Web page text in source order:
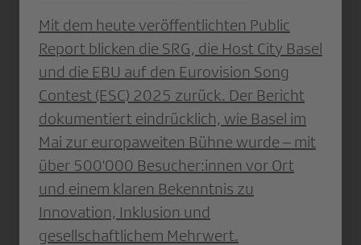
Mit dem heute veröffentlichten Public
Report blicken die SRG, die Host City Basel
und die EBU auf den Eurovision Song
Contest (ESC) 2025 zurück. Der Bericht
dokumentiert eindrücklich, wie Basel im
Mai zur europaweiten Bühne wurde – mit
über 500'000 Besucher:innen vor Ort
und einem klaren Bekenntnis zu
Innovation, Inklusion und
gesellschaftlichem Mehrwert.